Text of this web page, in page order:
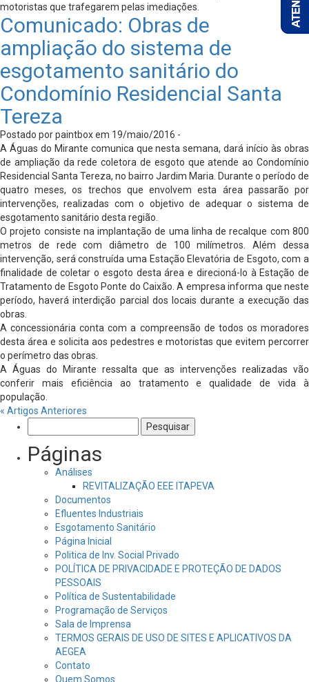
motoristas que trafegarem pelas imediações.
Comunicado: Obras de
ampliação do sistema de
esgotamento sanitário do
Condomínio Residencial Santa
Tereza
Postado por paintbox em 19/maio/2016 -
A Águas do Mirante comunica que nesta semana, dará início às obras
de ampliação da rede coletora de esgoto que atende ao Condomínio
Residencial Santa Tereza, no bairro Jardim Maria. Durante o período de
quatro meses, os trechos que envolvem esta área passarão por
intervenções, realizadas com o objetivo de adequar o sistema de
esgotamento sanitário desta região.
O projeto consiste na implantação de uma linha de recalque com 800
metros de rede com diâmetro de 100 milímetros. Além dessa
intervenção, será construída uma Estação Elevatória de Esgoto, com a
finalidade de coletar o esgoto desta área e direcioná-lo à Estação de
Tratamento de Esgoto Ponte do Caixão. A empresa informa que neste
período, haverá interdição parcial dos locais durante a execução das
obras.
A concessionária conta com a compreensão de todos os moradores
desta área e solicita aos pedestres e motoristas que evitem percorrer
o perímetro das obras.
A Águas do Mirante ressalta que as intervenções realizadas vão
conferir mais eficiência ao tratamento e qualidade de vida à
população.
« Artigos Anteriores
por:
Páginas
Análises
REVITALIZAÇÃO EEE ITAPEVA
Documentos
Efluentes Industriais
Esgotamento Sanitário
Página Inicial
Politica de Inv. Social Privado
POLÍTICA DE PRIVACIDADE E PROTEÇÃO DE DADOS
PESSOAIS
Política de Sustentabilidade
Programação de Serviços
Sala de Imprensa
TERMOS GERAIS DE USO DE SITES E APLICATIVOS DA
AEGEA
Contato
Quem Somos